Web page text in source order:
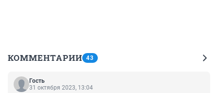
КОММЕНТАРИИ 43
Гость
31 октября 2023, 13:04